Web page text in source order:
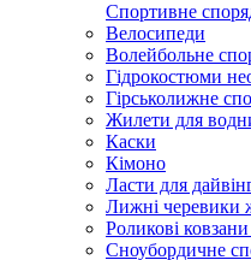
Спортивне
Велосипеди
Волейбольне
Гідрокостюми
Гірськолижне
Жилети для
Каски
Кімоно
Ласти для
Лижні черевики
Роликові
Сноубордичне